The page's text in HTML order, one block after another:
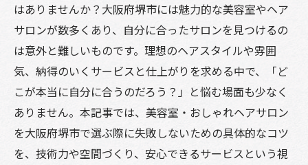
はありませんか？大阪府堺市には魅力的な美容室やヘア
サロンが数多くあり、自分に合ったサロンを見つけるの
は意外と難しいものです。理想のヘアスタイルや雰囲
気、納得のいくサービスと仕上がりを求める中で、「ど
こが本当に自分に合うのだろう？」と悩む場面も少なく
ありません。本記事では、美容室・おしゃれヘアサロン
を大阪府堺市で選ぶ際に失敗しないための具体的なコツ
を、技術力や空間づくり、安心できるサービスという視